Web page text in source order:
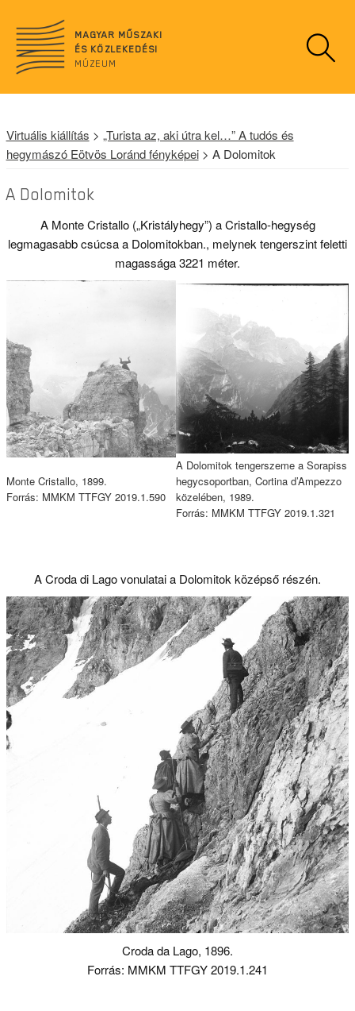
a
MAGYAR MŰSZAKI
ÉS KÖZLEKEDÉSI
MÚZEUM
Virtuális kiállítás > „Turista az, aki útra kel…” A tudós és
hegymászó Eötvös Loránd fényképei> A Dolomitok
A Dolomitok
A Monte Cristallo („Kristályhegy”) a Cristallo-hegység
legmagasabb csúcsa a Dolomitokban., melynek tengerszint feletti
magassága 3221 méter.
Monte Cristallo, 1899.
Forrás: MMKM TTFGY 2019.1.590
A Dolomitok tengerszeme a Sorapiss
hegycsoportban, Cortina d’Ampezzo
közelében, 1989.
Forrás: MMKM TTFGY 2019.1.321
A Croda di Lago vonulatai a Dolomitok középső részén.
Croda da Lago, 1896.
Forrás: MMKM TTFGY 2019.1.241